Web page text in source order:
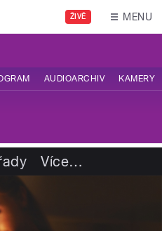
ŽIVĚ MENU
AUDIOARCHIV KAMERY
Více…